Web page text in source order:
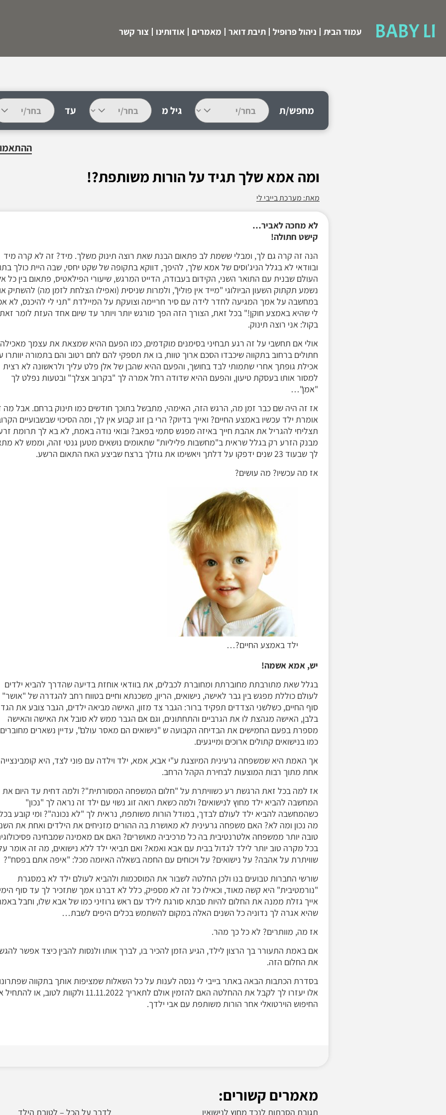
BABY LI עמוד הבית ניהול פרופיל תיבת דואר מאמרים אודותינו צור קשר
מחפש/ת גיל מ עד
ומה אמא שלך תגיד על הורות משותפת?!
מאת: מערכת בייבי לי
לא מחכה לאביר…
קישט חתולה!
הנה זה קרה גם לך, ומבלי ששמת לב פתאום הבנת שאת רוצה תינוק משלך. מיד? זה לא קרה מיד
ובוודאי לא בגלל הניג'וסים של אמא שלך, להיפך, דווקא בתקופה של שקט יחסי, שבה היית כולך
העולם שבנית עם התואר השני, הקידום בעבודה, הדייט המרגש, שיעורי הפילאטיס, פתאום בין כל
נשמע תקתוק השעון הביולוגי "מייד אין פולין", ולמרות שניסית (ואפילו הצלחת לזמן מה) להשתיק
במחשבה על אמך המגיעה לחדר לידה עם סיר חריימה וצועקת על המיילדת "תני לי להיכנס, לא
לי שהיא באמצע חוקן!" בכל זאת, הצורך הזה הפך מורגש יותר ויותר עד שיום אחד העזת לומר זאת
בקול: אני רוצה תינוק.
אולי אם תחשבי על זה רגע תבחיני בסימנים מוקדמים, כמו הפעם ההיא שמצאת את עצמך מאכילה
חתולים ברחוב בתקווה שיכבדו הסכם ארוך טווח, בו את תספקי להם לחם רטוב והם בתמורה יוותרו
אכילת גופתך אחרי שתמותי לבד בחושך, והפעם ההיא שהבן של אלן פלט עליך ולראשונה לא רצית
למסור אותו בעסקת טיעון, והפעם ההיא שדודה רחל אמרה לך "בקרוב אצלך" ובטעות נפלט לך
"אמן"…
אז זה היה שם כבר זמן מה, הרגש הזה, האימהי, מתבשל בתוכך חודשים כמו תינוק ברחם. אבל מה
אומרת ילד עכשיו באמצע החיים? ואייך בדיוק? הרי בן זוג קבוע אין לך, ומה הסיכוי שבשבועיים
תצליחי להגריל את אהבת חייך באיזה מפגש סתמי בפאב? ובואי נודה באמת, לא בא לך תרומת
מבנק הזרע רק בגלל שראית ב"מחשבות פליליות" שתאומים נושאים מטען גנטי זהה, וממש לא
לך שבעוד 23 שנים ידפקו על דלתך ויאשימו את גוזלך ברצח שביצע האח התאום הרשע.
אז מה עכשיו? מה עושים?
ילד באמצע החיים?…
יש, אמא אשמה!
בגלל שאת מתורבתת מחוברתת ומחוברת לכבלים, את בוודאי אוחזת בדיעה שהדרך להביא ילדים
לעולם כוללת מפגש בין גבר לאישה, נישואים, הריון, משכנתא וחיים בטווח רחב להגדרה של
סוף החיים, כשלשני הצדדים תפקיד ברור: הגבר צד מזון, האישה מביאה ילדים, הגבר צובע את
בלבן, האישה מגהצת לו את הגרביים והתחתונים, וגם אם הגבר ממש לא סובל את האישה והאישה
מספרת בפעם החמישים את הבדיחה הקבועה ש "נישואים הם מאסר עולם", עדיין נשארים מחוברים
כמו בנישואים קתולים ארוכים ומייגעים.
אך האמת היא שמשפחה גרעינית המיוצגת ע"י אבא, אמא, ילד וילדה עם פוני לצד, היא קומבינצייה
אחת מתוך רבות המוצעות לבחירת הקהל הרחב.
אז למה בכל זאת הרגשת רע כשוויתרת על "חלום המשפחה המסורתית"? ולמה דחית עד היום את
המחשבה להביא ילד מחוץ לנישואים? ולמה כשאת רואה זוג נשוי עם ילד זה נראה לך "נכון"
כשהמחשבה להביא ילד לעולם לבדך, במודל הורות משותפת, נראית לך "לא נכונה"? ומי קובע
מה נכון ומה לא? האם משפחה גרעינית לא מאושרת בה ההורים מזניחים את הילדים ואחת את
טובה יותר ממשפחה אלטרנטיבית בה כל מרכיביה מאושרים? האם אם מאמינה שמבחינה
בכל מקרה טוב יותר לילד לגדול בבית עם אבא ואמא? ואם תביאי ילד ללא נישואים, מה זה אומר
שוויתרת על אהבה? על נישואים? על ויכוחים עם החמה בשאלה האיומה מכל: "איפה אתם בפסח"?
שורשי החברות טבועים בנו ולכן החלטה לשבור את המוסכמות ולהביא לעולם ילד לא במסגרת
"נורמטיבית" היא קשה מאוד, וכאילו כל זה לא מספיק, כלל לא דברנו אמך שתזכיר לך עד סוף
אייך גזלת ממנה את החלום להיות סבתא סורגת לילד עם ראש גרוזיני כמו של אבא שלו, וחבל
שהיא אגרה לך נדוניה כל השנים האלה במקום להשתמש בכלים היפים לשבת…
אז מה, מוותרים? לא כל כך מהר.
אם באמת התעורר בך הרצון לילד, הגיע הזמן להכיר בו, לברך אותו ולנסות להבין כיצד אפשר
את החלום הזה.
בסדרת הכתבות הבאה באתר בייבי לי ננסה לענות על כל השאלות שמציפות אותך בתקווה
אלו יעזרו לך לקבל את ההחלטה האם להזמין אולם לתאריך 11.11.2022 ולקוות לטוב, או
החיפוש הוירטואלי אחר הורות משותפת עם אבי ילדך.
מאמרים קשורים:
תגובת הסבתות לנכד מחוץ לנישואין לדבר על הכל – לטובת הילד